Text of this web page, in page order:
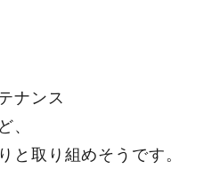
ナンス
と取り組めそうです。